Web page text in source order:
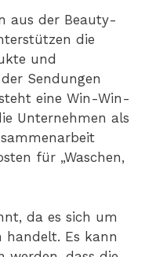
aus der Beauty-
die
und
Sendungen
eine Win-Win-
Unternehmen als
für „Waschen,
da es sich um
Es kann